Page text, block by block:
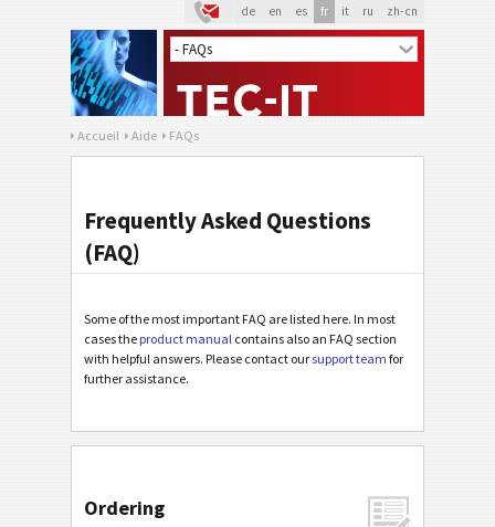
de en es fr it ru zh-cn
Accueil Aide FAQs
Frequently Asked Questions
(FAQ)
Some of the most important FAQ are listed here. In most
cases the product manual contains also an FAQ section
with helpful answers. Please contact our support team for
further assistance.
Ordering